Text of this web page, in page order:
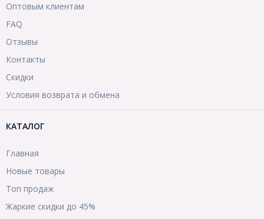
Оптовым клиентам
FAQ
Отзывы
Контакты
Скидки
Условия возврата и обмена
КАТАЛОГ
Главная
Новые товары
Топ продаж
Жаркие скидки до 45%